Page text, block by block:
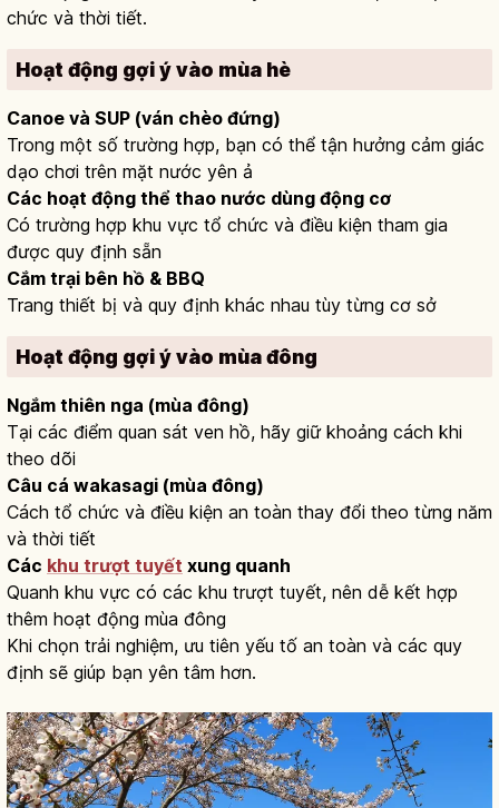
chức và thời tiết.
Hoạt động gợi ý vào mùa hè
Canoe và SUP (ván chèo đứng)
Trong một số trường hợp, bạn có thể tận hưởng cảm giác
dạo chơi trên mặt nước yên ả
Các hoạt động thể thao nước dùng động cơ
Có trường hợp khu vực tổ chức và điều kiện tham gia
được quy định sẵn
Cắm trại bên hồ & BBQ
Trang thiết bị và quy định khác nhau tùy từng cơ sở
Hoạt động gợi ý vào mùa đông
Ngắm thiên nga (mùa đông)
Tại các điểm quan sát ven hồ, hãy giữ khoảng cách khi
theo dõi
Câu cá wakasagi (mùa đông)
Cách tổ chức và điều kiện an toàn thay đổi theo từng năm
và thời tiết
Các khu trượt tuyết xung quanh
Quanh khu vực có các khu trượt tuyết, nên dễ kết hợp
thêm hoạt động mùa đông
Khi chọn trải nghiệm, ưu tiên yếu tố an toàn và các quy
định sẽ giúp bạn yên tâm hơn.